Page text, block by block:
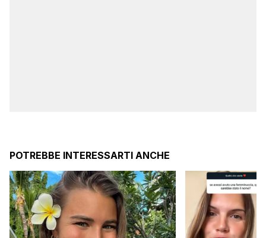
POTREBBE INTERESSARTI ANCHE